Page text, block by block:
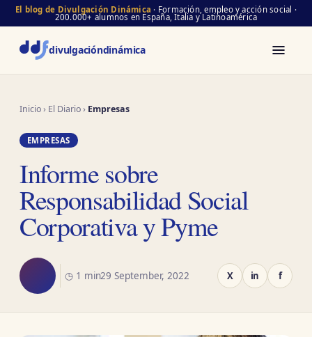
El blog de Divulgación Dinámica · Formación, empleo y acción social ·
200.000+ alumnos en España, Italia y Latinoamérica
divulgacióndinámica
Inicio› El Diario› Empresas
EMPRESAS
Informe sobre
Responsabilidad Social
Corporativa y Pyme
◷ 1 min29 September, 2022 X in f